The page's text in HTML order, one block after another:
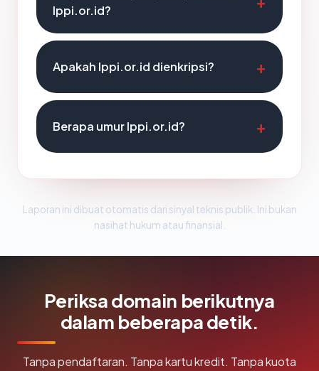
lppi.or.id?
Apakah lppi.or.id dienkripsi?
Berapa umur lppi.or.id?
Laporan ini dibuat otomatis dari sinyal teknis publik. Ini bukan
nasihat hukum atau finansial.
Periksa domain berikutnya
dalam beberapa detik.
Tanpa pendaftaran. Tanpa kartu kredit. Tanpa kuota